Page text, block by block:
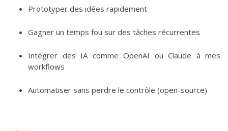
Prototyper des idées rapidement
Gagner un temps fou sur des tâches récurrentes
Intégrer des IA comme OpenAI ou Claude à mes
workflows
Automatiser sans perdre le contrôle (open-source)